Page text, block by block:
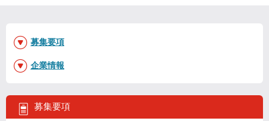
募集要項
募集要項
企業情報